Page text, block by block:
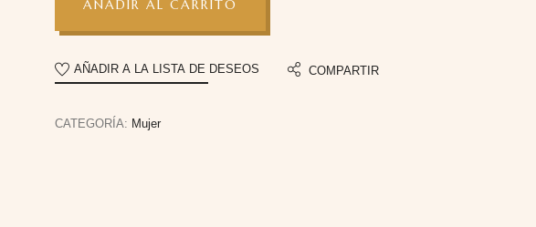
AÑADIR AL CARRITO
AÑADIR A LA LISTA DE DESEOS COMPARTIR
CATEGORÍA: Mujer